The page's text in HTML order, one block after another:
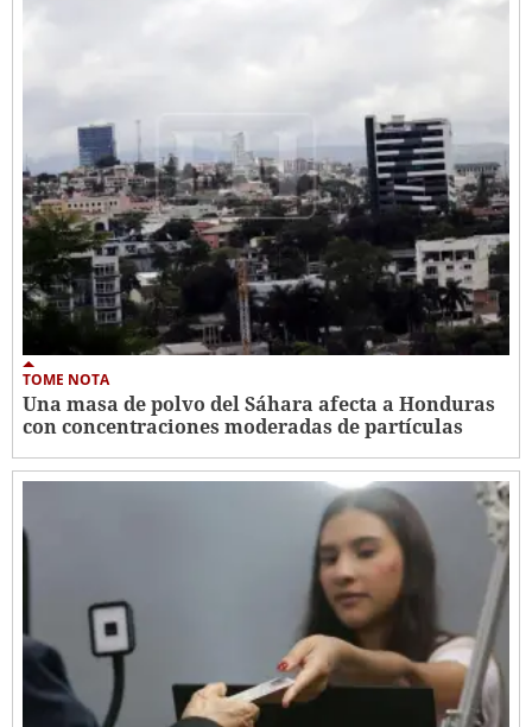
TOME NOTA
Una masa de polvo del Sáhara afecta a Honduras
con concentraciones moderadas de partículas